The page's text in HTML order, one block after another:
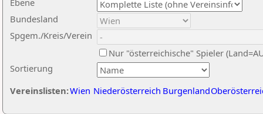
Ebene
Sortierung
Bundesland
Spgem./Kreis/Verein
Nur "österreichische" Spieler
Vereinslisten:Wien Niederösterreich Burgenland